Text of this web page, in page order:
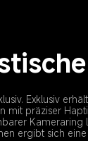
Exklusiv
mit präziser
Kameraring
ergibt sich